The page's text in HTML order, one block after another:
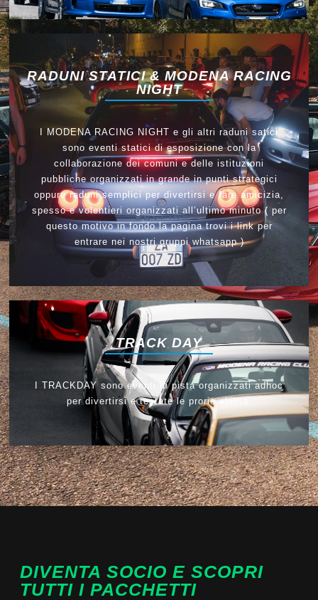
RADUNI STATICI & MODENA RACING
NIGHT
I MODENA RACING NIGHT e gli altri raduni satici
sono eventi statici di esposizione con la
collaborazione dei comuni e delle istituzioni
pubbliche organizzati in grande in punti strategici
oppure raduni semplici per divertirsi e fare amicizia,
spesso e volentieri organizzati all’ultimo minuto ( per
questo motivo in fondo la pagina trovi i link per
entrare nei nostri gruppi whatsapp )
TRACK DAY
I TRACKDAY sono eventi in pista organizzati adhoc
per divertirsi e testate le prorie abilità.
DIVENTA SOCIO E SCOPRI
TUTTI I PACCHETTI